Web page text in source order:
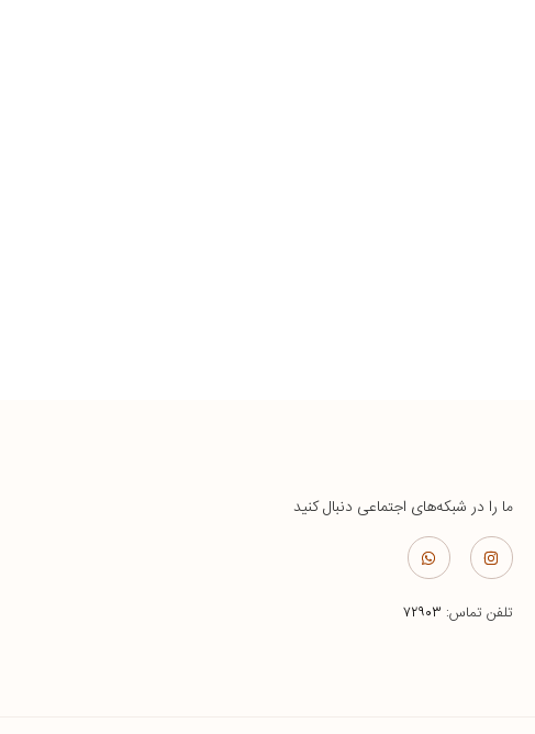
ما را در شبکه‌های اجتماعی دنبال کنید
تلفن تماس: ۷۲۹۰۳